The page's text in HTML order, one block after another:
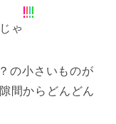
ゃ
の小さいものが
間からどんどん